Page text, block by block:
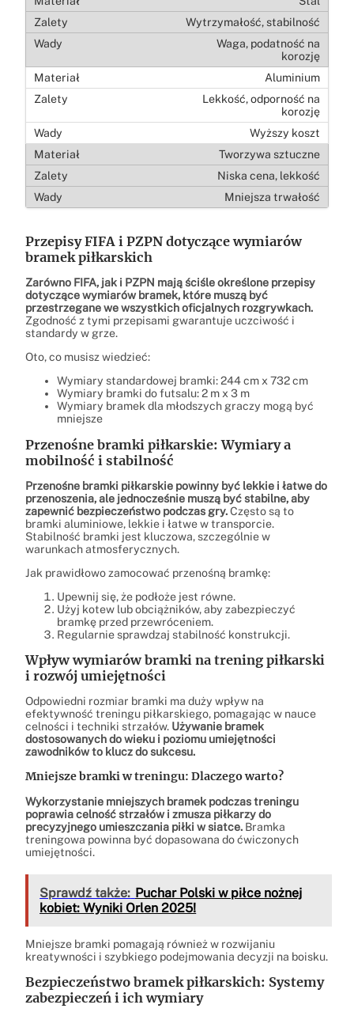
Wytrzymałość, stabilność
Waga, podatność na
korozję
Aluminium
Lekkość, odporność na
korozję
Wyższy koszt
Tworzywa sztuczne
Niska cena, lekkość
Mniejsza trwałość
Przepisy FIFA i PZPN dotyczące wymiarów
bramek piłkarskich
Zarówno FIFA, jak i PZPN mają ściśle określone przepisy
dotyczące wymiarów bramek, które muszą być
przestrzegane we wszystkich oficjalnych rozgrywkach.
Zgodność z tymi przepisami gwarantuje uczciwość i
standardy w grze.
Oto, co musisz wiedzieć:
Wymiary standardowej bramki: 244 cm x 732 cm
Wymiary bramki do futsalu: 2 m x 3 m
Wymiary bramek dla młodszych graczy mogą być
mniejsze
Przenośne bramki piłkarskie: Wymiary a
mobilność i stabilność
Przenośne bramki piłkarskie powinny być lekkie i łatwe do
przenoszenia, ale jednocześnie muszą być stabilne, aby
zapewnić bezpieczeństwo podczas gry.Często są to
bramki aluminiowe, lekkie i łatwe w transporcie.
Stabilność bramki jest kluczowa, szczególnie w
warunkach atmosferycznych.
Jak prawidłowo zamocować przenośną bramkę:
Upewnij się, że podłoże jest równe.
Użyj kotew lub obciążników, aby zabezpieczyć
bramkę przed przewróceniem.
Regularnie sprawdzaj stabilność konstrukcji.
Wpływ wymiarów bramki na trening piłkarski
i rozwój umiejętności
Odpowiedni rozmiar bramki ma duży wpływ na
efektywność treningu piłkarskiego, pomagając w nauce
celności i techniki strzałów. Używanie bramek
dostosowanych do wieku i poziomu umiejętności
zawodników to klucz do sukcesu.
Mniejsze bramki w treningu: Dlaczego warto?
Wykorzystanie mniejszych bramek podczas treningu
poprawia celność strzałów i zmusza piłkarzy do
precyzyjnego umieszczania piłki w siatce. Bramka
treningowa powinna być dopasowana do ćwiczonych
umiejętności.
Sprawdź także: Puchar Polski w piłce nożnej
kobiet: Wyniki Orlen 2025!
Mniejsze bramki pomagają również w rozwijaniu
kreatywności i szybkiego podejmowania decyzji na boisku.
Bezpieczeństwo bramek piłkarskich: Systemy
zabezpieczeń i ich wymiary